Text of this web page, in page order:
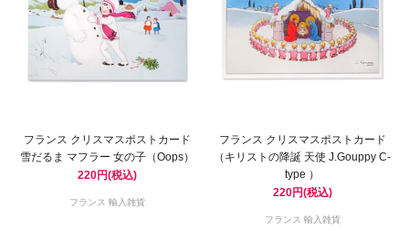
フランス クリスマスポストカード
雪だるま マフラー 女の子（Oops）
220円(税込)
フランス 輸入雑貨
フランス クリスマスポストカード
（キリストの降誕 天使 J.Gouppy C-
type ）
220円(税込)
フランス 輸入雑貨